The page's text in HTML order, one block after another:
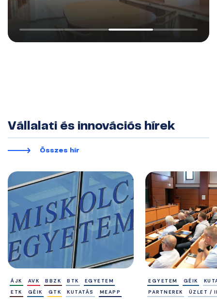
Vállalati és innovációs hírek
Összes hír
ÁJK AVK BBZK BTK
EGYETEM
ETK
GÉIK GTK KUTATÁS
MEAPP
EGYETEM GÉIK
PARTNEREK
ÜZLET /